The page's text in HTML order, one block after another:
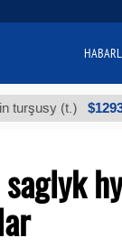
(t.) $12935,18